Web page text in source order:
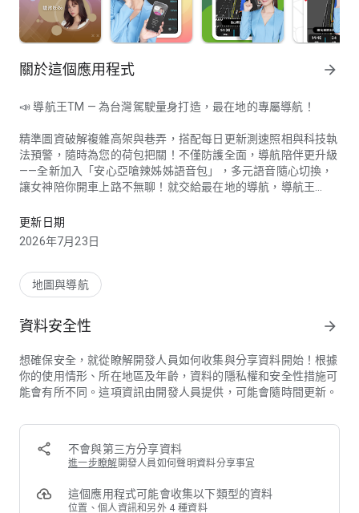
關於這個應用程式 arrow_forward
📣 導航王TM — 為台灣駕駛量身打造，最在地的專屬導航！
精準圖資破解複雜高架與巷弄，搭配每日更新測速照相與科技執
法預警，隨時為您的荷包把關！不僅防護全面，導航陪伴更升級
——全新加入「安心亞嗆辣姊姊語音包」，多元語音隨心切換，
讓女神陪你開車上路不無聊！就交給最在地的導航，導航王
【功能亮點一次看】
01. 安心亞語音包 | 安心亞語音包 | 有嗆有辣有專業，陪您上路不
02.「搜Easy」智慧搜尋功能 | 支援語音與模糊搜尋，連交叉路
口也搜得到! 最在地的導航，找路找點搜 Easy！
04. 地圖更新全台最快 | 最新路況天天有感
06. 3D實景路口圖 | 匝道出口轉彎不慌張
07. 紅綠燈導航清楚指引 | 看得到聽得清，安心過路口
08. 離線導航 | 沒網路照樣精準帶路！
10. 智慧路徑規劃 | 避開塞車不鑽小巷不走小路
11. 即時改道好貼心 | 天坑封閉馬上知
12. 智慧停車推薦 | 找車位超省時不煩惱！
【使用條件】
1) 導航王TM需訂閱才能使用。我們提供按月與按年訂用方案。
更新日期
2026年7月23日
地圖與導航
資料安全性 arrow_forward
想確保安全，就從瞭解開發人員如何收集與分享資料開始！根據
你的使用情形、所在地區及年齡，資料的隱私權和安全性措施可
能會有所不同。這項資訊由開發人員提供，可能會隨時間更新。
不會與第三方分享資料
進一步瞭解 開發人員如何聲明資料分享事宜
這個應用程式可能會收集以下類型的資料
位置、個人資訊和另外 4 種資料